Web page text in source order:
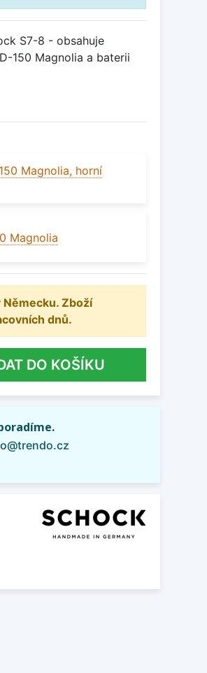
S7-8 - obsahuje
150 Magnolia a baterii
Magnolia, horní
Magnolia
Zboží
dnů.
DO KOŠÍKU